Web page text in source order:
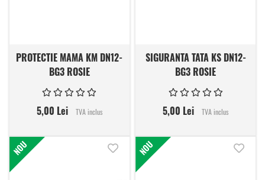
PROTECTIE MAMA KM DN12-
BG3 ROSIE
5,00 Lei TVA inclus
SIGURANTA TATA KS DN12-
BG3 ROSIE
5,00 Lei TVA inclus
NOU Adauga in lista de dorinte
NOU